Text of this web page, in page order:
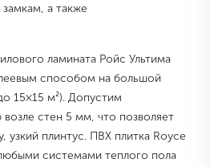
а также
ламината Ройс Ультима
способом на большой
15×15 м²). Допустим
стен 5 мм, что позволяет
узкий плинтус. ПВХ плитка Royce
системами теплого пола